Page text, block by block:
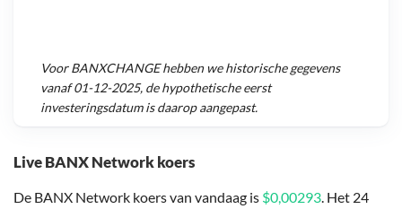
Live BANX Network koers
De BANX Network koers van vandaag is $0,00293. Het 24
VoorBANXCHANGEhebben we historische gegevens
vanaf01-12-2025, de hypothetische eerst
investeringsdatum is daarop aangepast.